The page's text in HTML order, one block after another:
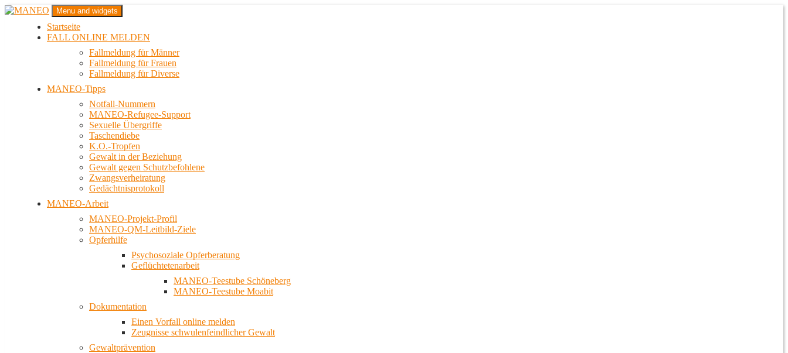
Zum
MANEO
Das schwule Anti-Gewalt-Projekt in Berlin
Menu and widgets
Startseite
FALL ONLINE MELDEN
Fallmeldung für Männer
Fallmeldung für Frauen
Fallmeldung für Diverse
MANEO-Tipps
Notfall-Nummern
MANEO-Refugee-Support
Sexuelle Übergriffe
Taschendiebe
K.O.-Tropfen
Gewalt in der Beziehung
Gewalt gegen Schutzbefohlene
Zwangsverheiratung
Gedächtnisprotokoll
MANEO-Arbeit
MANEO-Projekt-Profil
MANEO-QM-Leitbild-Ziele
Opferhilfe
Psychosoziale Opferberatung
Geflüchtetenarbeit
MANEO-Teestube Schöneberg
MANEO-Teestube Moabit
Dokumentation
Einen Vorfall online melden
Zeugnisse schwulenfeindlicher Gewalt
Gewaltprävention